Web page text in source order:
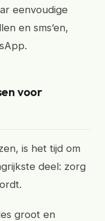
eenvoudige
en sms’en,
voor
is het tijd om
deel: zorg
groot en